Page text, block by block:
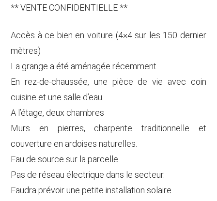
** VENTE CONFIDENTIELLE **
Accès à ce bien en voiture (4×4 sur les 150 dernier
mètres)
La grange a été aménagée récemment.
En rez-de-chaussée, une pièce de vie avec coin
cuisine et une salle d’eau.
A l’étage, deux chambres
Murs en pierres, charpente traditionnelle et
couverture en ardoises naturelles.
Eau de source sur la parcelle
Pas de réseau électrique dans le secteur.
Faudra prévoir une petite installation solaire